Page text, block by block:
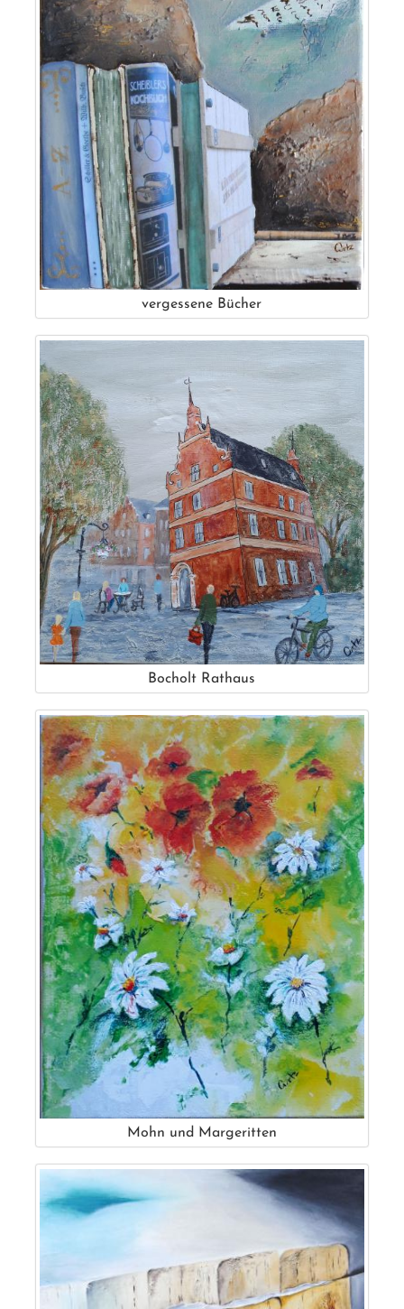
vergessene Bücher
Bocholt Rathaus
Mohn und Margeritten